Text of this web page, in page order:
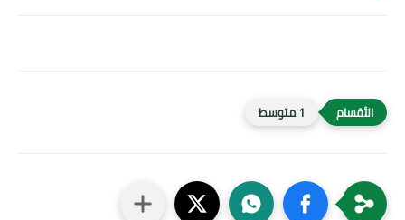
1 متوسط